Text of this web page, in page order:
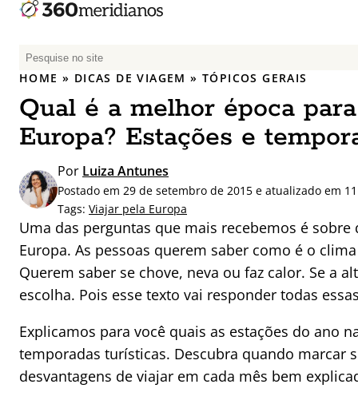
P
e
q
u
i
a
r
p
o
r
:
HOME » DICAS DE VIAGEM »TÓPICOS GERAIS
Qual é a melhor época
Europa? Estações e
Por Luiza Antunes
Postado em 29 de setembro de 2015 e atualizado em
Tags: Viajar pela Europa
Uma das perguntas que mais recebemos é
Europa. As pessoas querem saber como é o
Querem saber se chove, neva ou faz calor. Se a
escolha. Pois esse texto vai responder todas
Explicamos para você quais as estações do ano
temporadas turísticas. Descubra quando marcar
desvantagens de viajar em cada mês bem